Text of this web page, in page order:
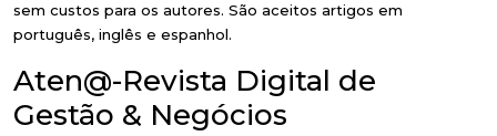
sem custos para os autores. São aceitos artigos em
português, inglês e espanhol.
Aten@-Revista Digital de
Gestão & Negócios